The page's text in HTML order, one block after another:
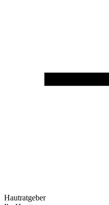
Hautratgeber